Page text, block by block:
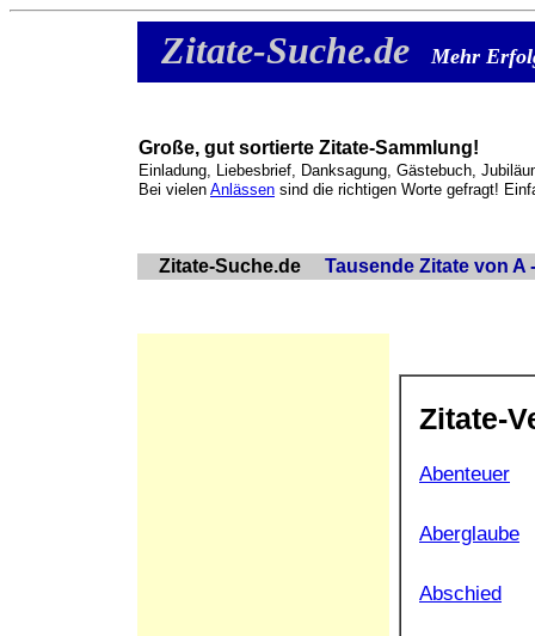
Zitate-Suche.de Mehr
Große, gut sortierte Zitate-Sammlung!
Einladung, Liebesbrief, Danksagung, Gästebuch,
Bei vielen Anlässen sind die richtigen Worte gefragt!
Zitate-Suche.de Tausende Zitate von A
Zitate-
Abenteuer
Aberglaube
Abschied